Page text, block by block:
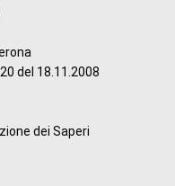
del 18.11.2008
dei Saperi